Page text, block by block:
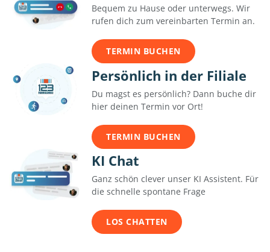
Bequem zu Hause oder unterwegs. Wir
rufen dich zum vereinbarten Termin an.
TERMIN BUCHEN
Persönlich in der Filiale
Du magst es persönlich? Dann buche dir
hier deinen Termin vor Ort!
TERMIN BUCHEN
KI Chat
Ganz schön clever unser KI Assistent. Für
die schnelle spontane Frage
LOS CHATTEN